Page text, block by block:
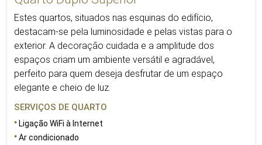
Estes quartos, situados nas esquinas do edifício,
destacam-se pela luminosidade e pelas vistas para o
exterior. A decoração cuidada e a amplitude dos
espaços criam um ambiente versátil e agradável,
perfeito para quem deseja desfrutar de um espaço
elegante e cheio de luz.
SERVIÇOS DE QUARTO
Ligação WiFi à Internet
Ar condicionado